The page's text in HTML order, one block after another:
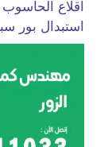
اقلاع
استبدال بور